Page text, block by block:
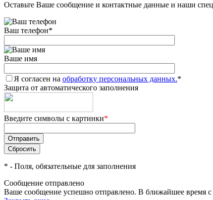
Оставьте Ваше сообщение и контактные данные и наши
Ваш телефон*
Ваше имя
Я согласен на обработку персональных данных.*
Защита от автоматического заполнения
Введите символы с картинки*
* - Поля, обязательные для заполнения
Сообщение отправлено
Ваше сообщение успешно отправлено. В ближайшее время